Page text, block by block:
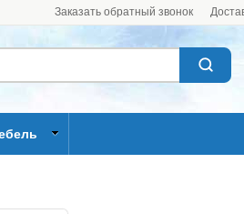
Заказать обратный звонок